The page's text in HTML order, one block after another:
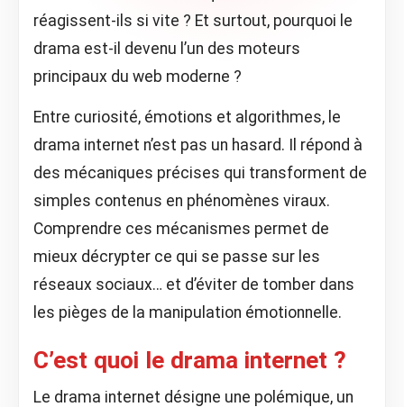
réagissent-ils si vite ? Et surtout, pourquoi le
drama est-il devenu l’un des moteurs
principaux du web moderne ?
Entre curiosité, émotions et algorithmes, le
drama internet n’est pas un hasard. Il répond à
des mécaniques précises qui transforment de
simples contenus en phénomènes viraux.
Comprendre ces mécanismes permet de
mieux décrypter ce qui se passe sur les
réseaux sociaux… et d’éviter de tomber dans
les pièges de la manipulation émotionnelle.
C’est quoi le drama internet ?
Le drama internet désigne une polémique, un